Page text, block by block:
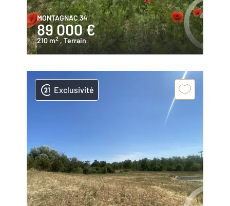
MONTAGNAC 34
89 000 €
210 m2 , Terrain
Exclusivité